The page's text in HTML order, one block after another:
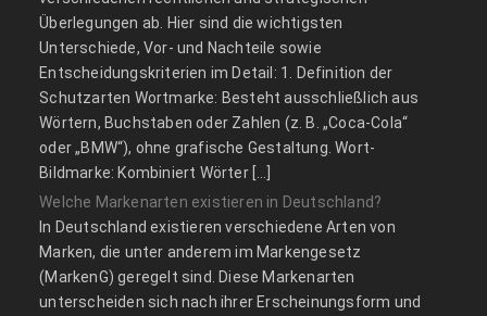
Überlegungen ab. Hier sind die wichtigsten
Unterschiede, Vor- und Nachteile sowie
Entscheidungskriterien im Detail: 1. Definition der
Schutzarten Wortmarke: Besteht ausschließlich aus
Wörtern, Buchstaben oder Zahlen (z. B. „Coca-Cola“
oder „BMW“), ohne grafische Gestaltung. Wort-
Bildmarke: Kombiniert Wörter […]
Welche Markenarten existieren in Deutschland?
In Deutschland existieren verschiedene Arten von
Marken, die unter anderem im Markengesetz
(MarkenG) geregelt sind. Diese Markenarten
unterscheiden sich nach ihrer Erscheinungsform und